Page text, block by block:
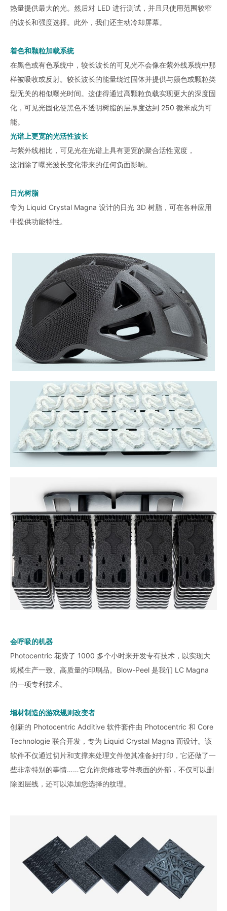
热量提供最大的光。然后对 LED 进行测试，并且只使用范围较窄
的波长和强度选择。此外，我们还主动冷却屏幕。
着色和颗粒加载系统
在黑色或有色系统中，较长波长的可见光不会像在紫外线系统中那
样被吸收或反射。较长波长的能量绕过固体并提供与颜色或颗粒类
型无关的相似曝光时间。这使得通过高颗粒负载实现更大的深度固
化，可见光固化使黑色不透明树脂的层厚度达到 250 微米成为可
能。
光谱上更宽的光活性波长
与紫外线相比，可见光在光谱上具有更宽的聚合活性宽度，
这消除了曝光波长变化带来的任何负面影响。
日光树脂
专为 Liquid Crystal Magna 设计的日光 3D 树脂，可在各种应用
中提供功能特性。
会呼吸的机器
Photocentric 花费了 1000 多个小时来开发专有技术，以实现大
规模生产一致、高质量的印刷品。Blow-Peel 是我们 LC Magna
的一项专利技术。
增材制造的游戏规则改变者
创新的 Photocentric Additive 软件套件由 Photocentric 和 Core
Technologie 联合开发，专为 Liquid Crystal Magna 而设计。该
软件不仅通过切片和支撑来处理文件使其准备好打印，它还做了一
些非常特别的事情……它允许您修改零件表面的外部，不仅可以删
除图层线，还可以添加您选择的纹理。